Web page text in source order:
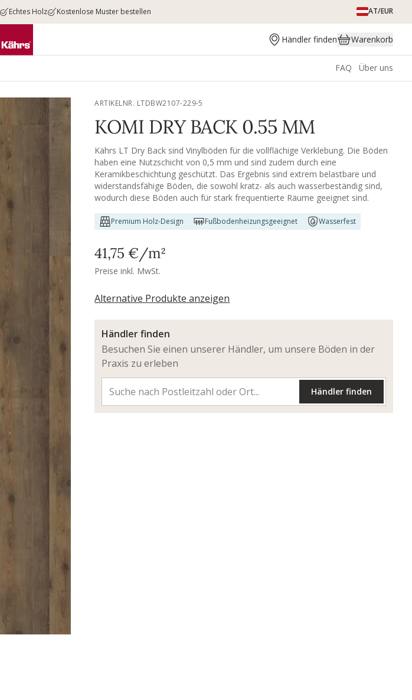
Echtes Holz Kostenlose Muster bestellen AT/EUR
Händler finden Warenkorb
FAQ Über uns
ARTIKELNR. LTDBW2107-229-5
KOMI DRY BACK 0.55 MM
Kährs LT Dry Back sind Vinylböden für die vollflächige Verklebung. Die Böden
haben eine Nutzschicht von 0,5 mm und sind zudem durch eine
Keramikbeschichtung geschützt. Das Ergebnis sind extrem belastbare und
widerstandsfähige Böden, die sowohl kratz- als auch wasserbeständig sind,
wodurch diese Böden auch für stark frequentierte Räume geeignet sind.
Premium Holz-Design Fußbodenheizungsgeeignet Wasserfest
41,75 €/m²
Preise inkl. MwSt.
Alternative Produkte anzeigen
Händler finden
Besuchen Sie einen unserer Händler, um unsere Böden in der
Praxis zu erleben
Händler finden